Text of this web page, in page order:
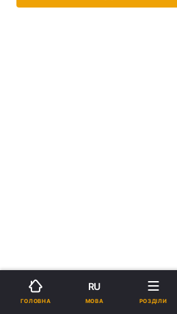
ГОЛОВНА
RU
МОВА РОЗДІЛИ